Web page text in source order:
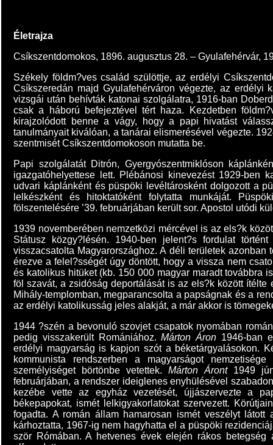
Életrajza
Csíkszentdomokos, 1896. augusztus 28. – Gyulafehérvár,
Székely földm?ves család szülöttje, az erdélyi
Csíkszeredán majd Gyulafehérváron végezte, az erdélyi
vizsgái után behívták katonai szolgálatra, 1916-ban
csak a háború befejeztével tért haza. Kezdetben
kirajzolódott benne a vágy, hogy a papi hivatást
tanulmányait kiválóan, a tanárai elismerésével végezte.
szentmisét Csíkszentdomokoson mutatta be.
Papi szolgálatát Ditrón, Gyergyószentmiklóson
igazgatóhelyettese lett. Plébánosi kinevezést 1929-ben
udvari káplánként és püspöki levéltárosként dolgozott a
lelkészként és hitoktatóként folytatta munkáját.
fölszentelésére ’39. februárjában került sor. Apostol utódi
1939 novemberében nemzetközi mércével is az els?k
Státusz közgy?lésén. 1940-ben jelent?s fordulat
visszacsatolta Magyarországhoz. A déli területek
érezve a felel?sségét úgy döntött, hogy a vissza nem
és katolikus hitüket (kb. 150 000 magyar maradt továbbra
föl szavát, a zsidóság deportálását is az els?k között
Mihály-templomban, megparancsolta a papságnak és a
az erdélyi katolikusság jeles alakját, a már akkor is
1944 ?szén a bevonuló szovjet csapatok nyomában
pedig visszakerült Romániához.Márton Áron 1946-ban
erdélyi magyarság is kapjon szót a béketárgyalásokon.
kommunista rendszerben a magyarságot
személyiséget börtönbe vetettek. Márton Áront 1949
februárjában, a rendszer ideiglenes enyhülésével
kezébe vette az egyház vezetését, újjászervezte a
békepapokat, ismét lelkigyakorlatokat szervezett.
fogadta. A román állam hamarosan ismét veszélyt
kárhoztatta, 1967-ig nem hagyhatta el a püspöki
ször Rómában. A hetvenes évek elején rákos